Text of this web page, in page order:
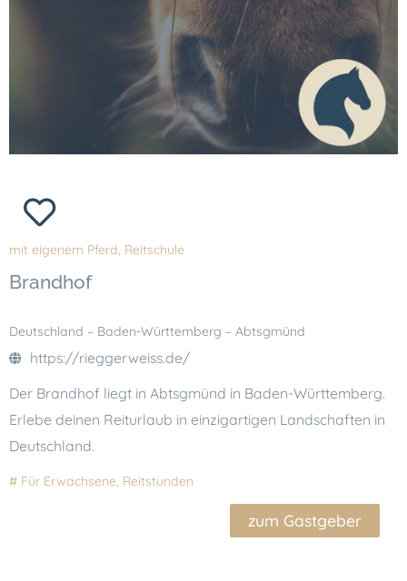
mit eigenem Pferd, Reitschule
Brandhof
Deutschland – Baden-Württemberg – Abtsgmünd
https://rieggerweiss.de/
Der Brandhof liegt in Abtsgmünd in Baden-Württemberg.
Erlebe deinen Reiturlaub in einzigartigen Landschaften in
Deutschland.
# Für Erwachsene, Reitstunden
zum Gastgeber